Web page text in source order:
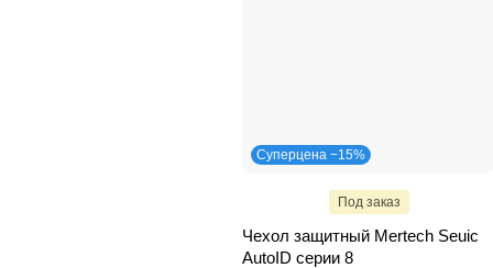
Суперцена −15%
Под заказ
Чехол защитный Mertech Seuic
AutoID серии 8